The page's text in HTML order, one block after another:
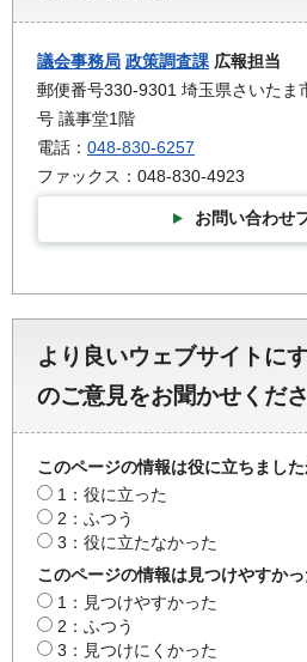
議会事務局 政策調査課 広報担当
郵便番号330-9301 埼玉県さいたま
号 議事堂1階
電話： 048-830-6257
ファックス：048-830-4923
お問い合わせ
より良いウェブサイトに
のご意見をお聞かせくだ
このページの情報は役に立ちました
1：役に立った
2：ふつう
3：役に立たなかった
このページの情報は見つけやすかっ
1：見つけやすかった
2：ふつう
3：見つけにくかった